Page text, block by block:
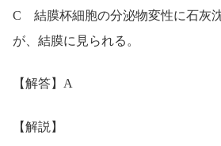
C 結膜杯細胞の分泌物変性に石灰
が、結膜に見られる。
【解答】A
【解説】